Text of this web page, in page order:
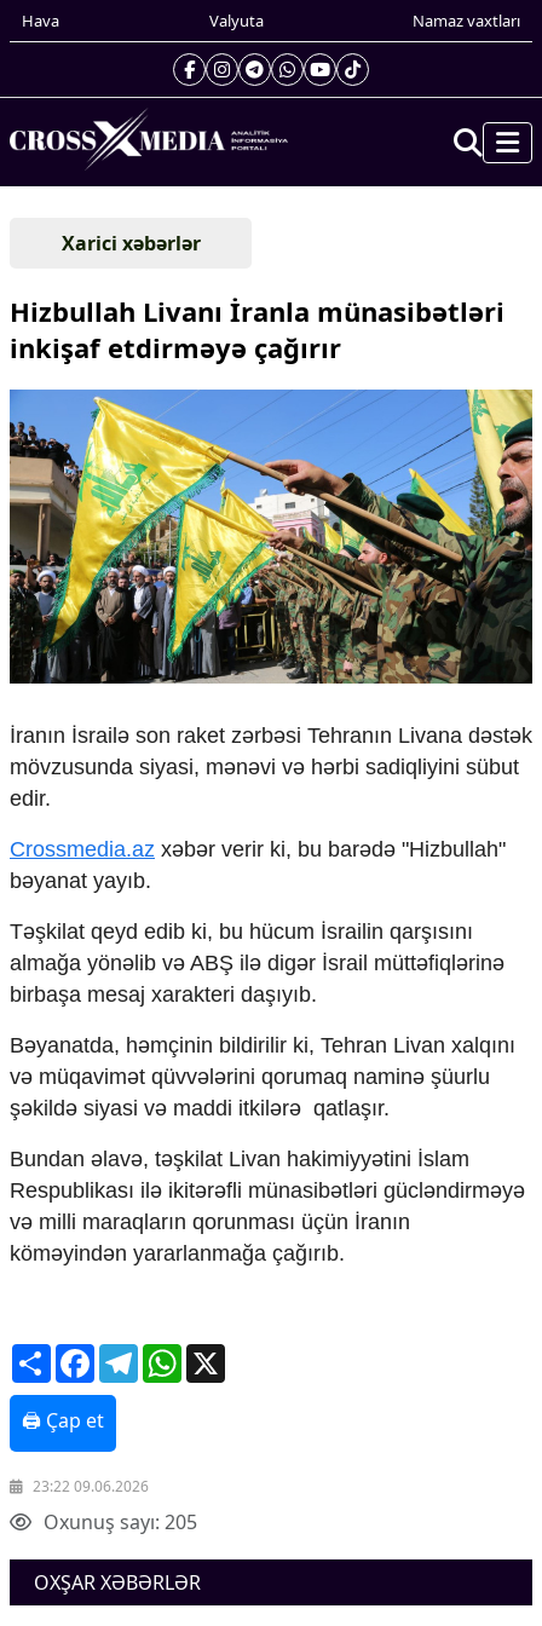
Hava Valyuta Namaz vaxtları
Gündəm
Xarici xəbərlər
Cənubi Qafqaz
Yaxın Şərq
Avropa
Amerika
Asiya
Afrika
Çarpaz baxış
Təhlil
Siyasi
Geosiyasi
İqtisadi
Araşdırma
Multimedia
Video
İnfoqrafika
Humanitar
Elm və təhsil
Diaspor
Yüksəliş hekayəsi
Mədəniyyətimizin Zəfəri
Zəfər Diasporu
Səhiyyə
Ailə və uşaq
Turizm
İqtisadiyyat
Neft-qaz
Əmək və sosial siyasət
Kənd təsərrüfatı
Hərbi sənaye
Telekommunikasiya və nəqliyyat
COP29
Cəmiyyət
Crossmedia.az - 1 yaş
Siyasət
Xarici xəbərlər
Hizbullah Livanı İranla münasibətləri
inkişaf etdirməyə çağırır
İranın İsrailə son raket zərbəsi Tehranın Livana dəstək
mövzusunda siyasi, mənəvi və hərbi sadiqliyini sübut
edir.
Crossmedia.az xəbər verir ki, bu barədə "Hizbullah"
bəyanat yayıb.
Təşkilat qeyd edib ki, bu hücum İsrailin qarşısını
almağa yönəlib və ABŞ ilə digər İsrail müttəfiqlərinə
birbaşa mesaj xarakteri daşıyıb.
Bəyanatda, həmçinin bildirilir ki, Tehran Livan xalqını
və müqavimət qüvvələrini qorumaq naminə şüurlu
şəkildə siyasi və maddi itkilərə qatlaşır.
Bundan əlavə, təşkilat Livan hakimiyyətini İslam
Respublikası ilə ikitərəfli münasibətləri gücləndirməyə
və milli maraqların qorunması üçün İranın
köməyindən yararlanmağa çağırıb.
ShareFacebookTelegramWhatsApp
🖨 Çap et
23:22 09.06.2026
Oxunuş sayı: 205
OXŞAR XƏBƏRLƏR